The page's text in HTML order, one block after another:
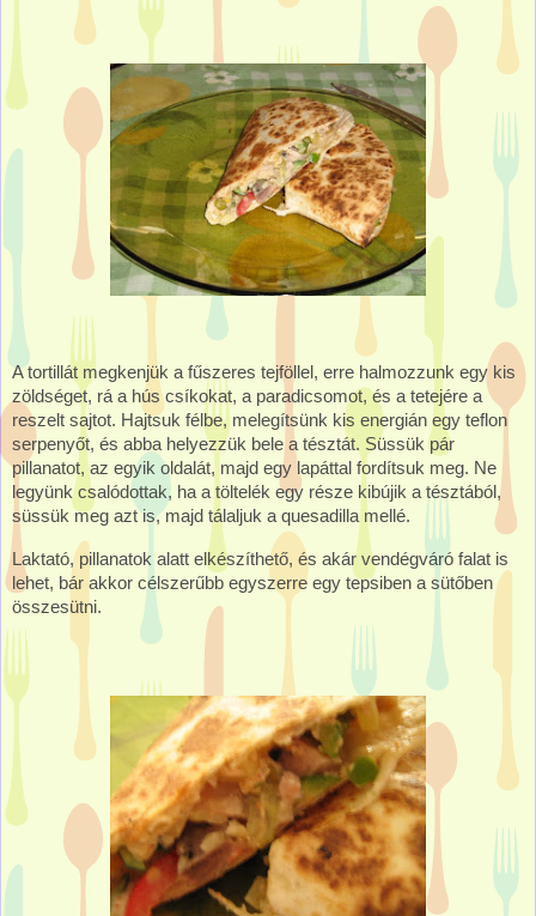
A tortillát megkenjük a fűszeres tejföllel, erre halmozzunk egy kis
zöldséget, rá a hús csíkokat, a paradicsomot, és a tetejére a
reszelt sajtot. Hajtsuk félbe, melegítsünk kis energián egy teflon
serpenyőt, és abba helyezzük bele a tésztát. Süssük pár
pillanatot, az egyik oldalát, majd egy lapáttal fordítsuk meg. Ne
legyünk csalódottak, ha a töltelék egy része kibújik a tésztából,
süssük meg azt is, majd tálaljuk a quesadilla mellé.
Laktató, pillanatok alatt elkészíthető, és akár vendégváró falat is
lehet, bár akkor célszerűbb egyszerre egy tepsiben a sütőben
összesütni.